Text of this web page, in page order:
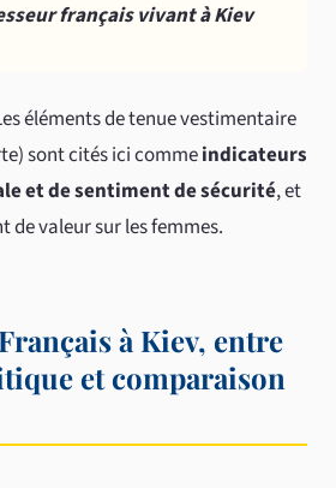
français vivant à Kiev
éléments de tenue vestimentaire
sont cités ici commeindicateurs
et de sentiment de sécurité, et
de valeur sur les femmes.
à Kiev, entre
et comparaison